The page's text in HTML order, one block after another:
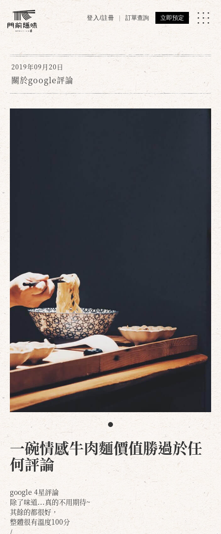
登入/註冊 訂單查詢 立即預定
2019年09月20日
關於google評論
一碗情感牛肉麵價值勝過於任
何評論
google 4星評論
除了味道...真的不用期待~
其餘的都很好，
整體很有溫度100分
/